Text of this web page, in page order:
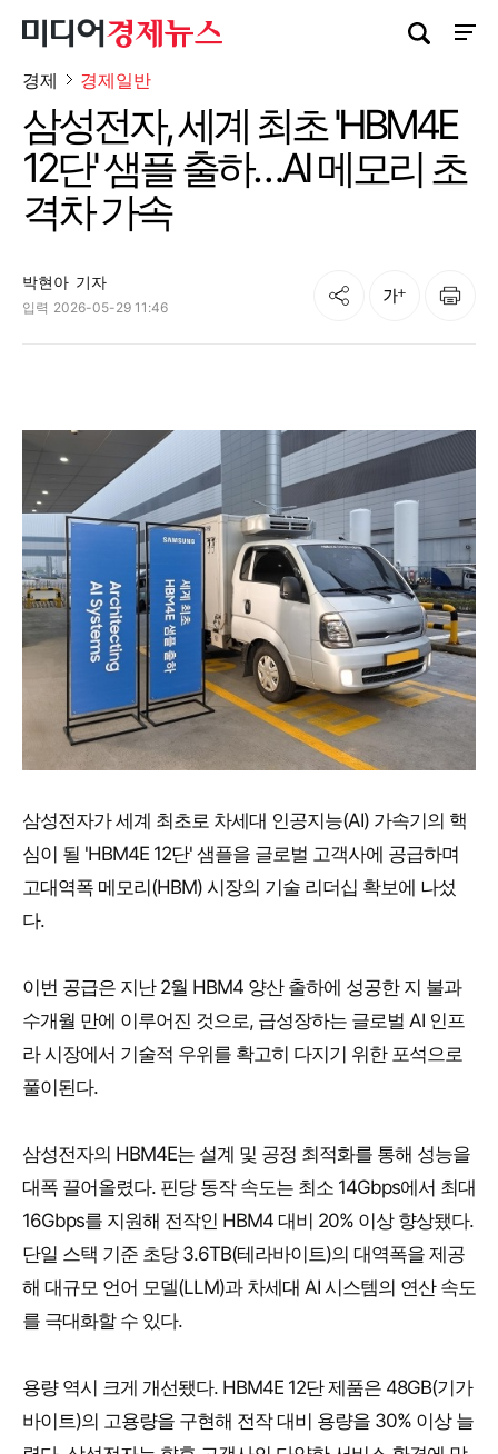
사이
검색창 열기
경제 경제일반
삼성전자, 세계 최초 'HBM4E
12단' 샘플 출하…AI 메모리 초
격차 가속
박현아 기자
입력 2026-05-29 11:46
공유 글자크기 인쇄
삼성전자가 세계 최초로 차세대 인공지능(AI) 가속기의 핵
심이 될 'HBM4E 12단' 샘플을 글로벌 고객사에 공급하며
고대역폭 메모리(HBM) 시장의 기술 리더십 확보에 나섰
다.
이번 공급은 지난 2월 HBM4 양산 출하에 성공한 지 불과
수개월 만에 이루어진 것으로, 급성장하는 글로벌 AI 인프
라 시장에서 기술적 우위를 확고히 다지기 위한 포석으로
풀이된다.
삼성전자의 HBM4E는 설계 및 공정 최적화를 통해 성능을
대폭 끌어올렸다. 핀당 동작 속도는 최소 14Gbps에서 최대
16Gbps를 지원해 전작인 HBM4 대비 20% 이상 향상됐다.
단일 스택 기준 초당 3.6TB(테라바이트)의 대역폭을 제공
해 대규모 언어 모델(LLM)과 차세대 AI 시스템의 연산 속도
를 극대화할 수 있다.
용량 역시 크게 개선됐다. HBM4E 12단 제품은 48GB(기가
바이트)의 고용량을 구현해 전작 대비 용량을 30% 이상 늘